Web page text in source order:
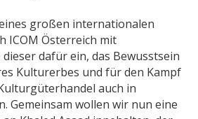
großen internationalen
ICOM Österreich mit
dafür ein, das Bewusstsein
Kulturerbes und für den Kampf
auch in
Gemeinsam wollen wir nun eine